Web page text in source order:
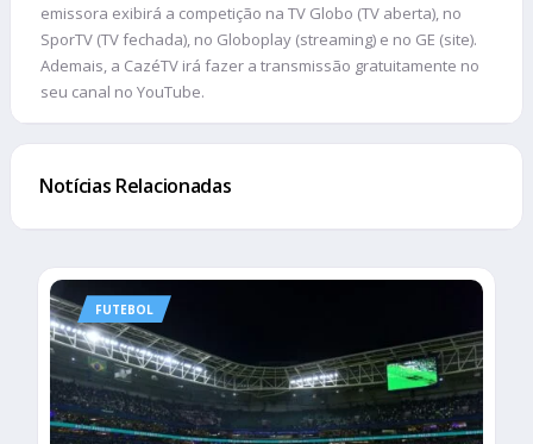
emissora exibirá a competição na TV Globo (TV aberta), no
SporTV (TV fechada), no Globoplay (streaming) e no GE (site).
Ademais, a CazéTV irá fazer a transmissão gratuitamente no
seu canal no YouTube.
Notícias Relacionadas
FUTEBOL